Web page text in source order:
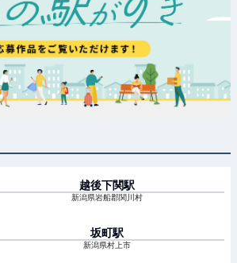
越後下関駅
新潟県岩船郡関川村
坂町駅
新潟県村上市